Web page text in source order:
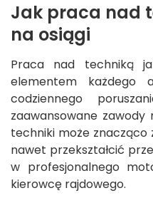
Jak praca nad
na osiągi
Praca nad techniką
elementem każdego
codziennego
zaawansowane zawody
techniki może znacząco
nawet przekształcić
w profesjonalnego
kierowcę rajdowego.